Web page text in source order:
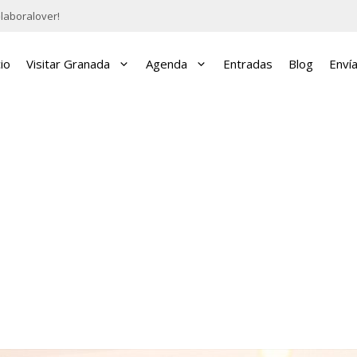
Visitar Granada Agenda Entradas Blog